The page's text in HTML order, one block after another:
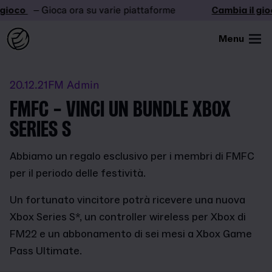
– Gioca ora su varie piattaforme Cambia il
Menu
20.12.21FM Admin
FMFC - VINCI UN BUNDLE XBOX
SERIES S
Abbiamo un regalo esclusivo per i membri di FMFC
per il periodo delle festività.
Un fortunato vincitore potrà ricevere una nuova
Xbox Series S*, un controller wireless per Xbox di
FM22 e un abbonamento di sei mesi a Xbox Game
Pass Ultimate.